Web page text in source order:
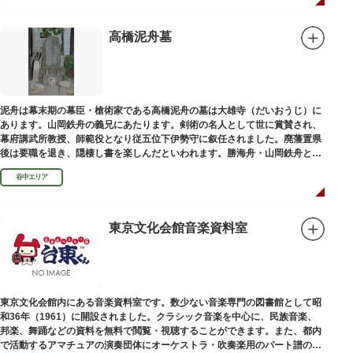
高橋泥舟墓
泥舟は幕末期の幕臣・槍術家である高橋泥舟の墓は大雄寺（だいおうじ）に
あります。山岡鉄舟の義兄にあたります。剣術の名人として世に賞賛され、
幕府講武所教授、師範役となり従五位下伊勢守に叙任されました。廃藩置県
後は要職を退き、隠棲し書を楽しんだといわれます。勝海舟・山岡鉄舟と共
に幕末の三舟といわれています。
谷中エリア
東京文化会館音楽資料室
東京文化会館内にある音楽資料室です。数少ない音楽専門の図書館として昭
和36年（1961）に開設されました。クラシック音楽を中心に、民族音楽、
邦楽、舞踊などの資料を無料で閲覧・視聴することができます。また、都内
で活動するアマチュアの演奏団体にオーケストラ・吹奏楽用のパート譜の館